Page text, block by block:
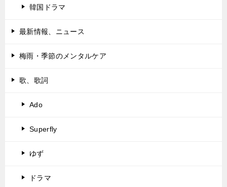
韓国ドラマ
最新情報、ニュース
梅雨・季節のメンタルケア
歌、歌詞
Ado
Superfly
ゆず
ドラマ